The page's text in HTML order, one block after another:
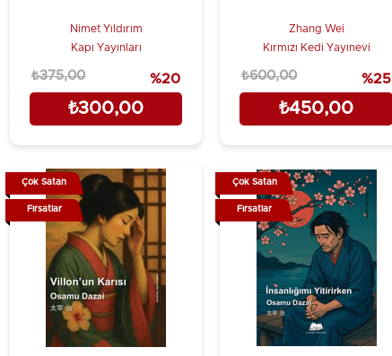
Nimet Yıldırım
Kapı Yayınları
₺300,00
₺375,00 %20
Zhang Wei
Kırmızı Kedi Yayınevi
₺450,00
₺600,00 %25
Çok Satan
Fırsatlar
Çok Satan
Fırsatlar